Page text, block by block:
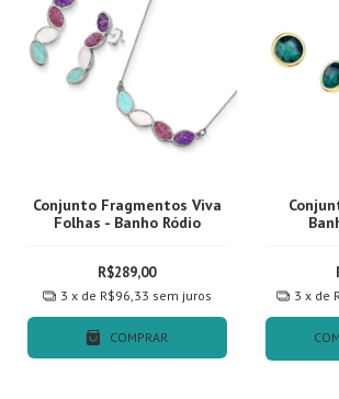
Conjunto Fragmentos Viva
Folhas - Banho Ródio
R$289,00
3 x de R$96,33 sem juros
COMPRAR
3 x de